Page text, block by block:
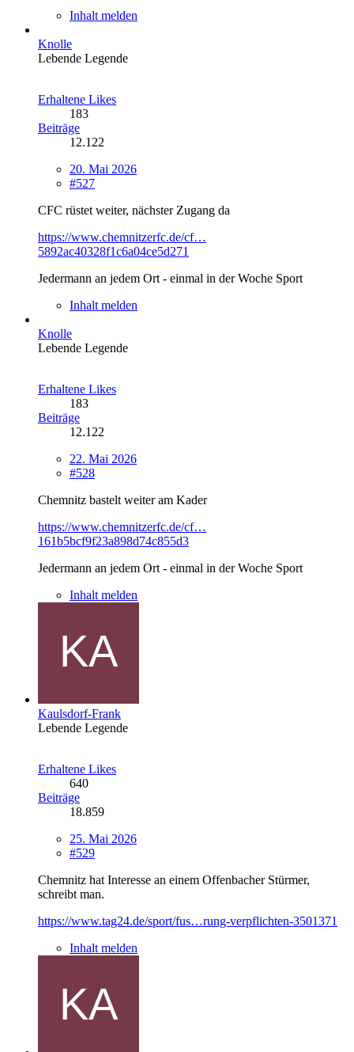
Inhalt melden
Knolle
Lebende Legende
Erhaltene Likes
183
Beiträge
12.122
20. Mai 2026
#527
CFC rüstet weiter, nächster Zugang da
https://www.chemnitzerfc.de/cf…
5892ac40328f1c6a04ce5d271
Jedermann an jedem Ort - einmal in der Woche Sport
Inhalt melden
Knolle
Lebende Legende
Erhaltene Likes
183
Beiträge
12.122
22. Mai 2026
#528
Chemnitz bastelt weiter am Kader
https://www.chemnitzerfc.de/cf…
161b5bcf9f23a898d74c855d3
Jedermann an jedem Ort - einmal in der Woche Sport
Inhalt melden
Kaulsdorf-Frank
Lebende Legende
Erhaltene Likes
640
Beiträge
18.859
25. Mai 2026
#529
Chemnitz hat Interesse an einem Offenbacher Stürmer,
schreibt man.
https://www.tag24.de/sport/fus…rung-verpflichten-3501371
Inhalt melden